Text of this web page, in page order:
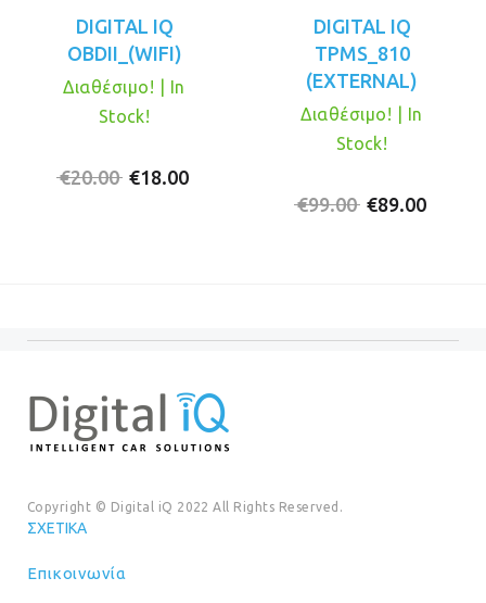
DIGITAL IQ
OBDII_(WIFI)
€20.00 Original
€18.00
Διαθέσιμο! | In
Stock!
DIGITAL IQ
TPMS_810
(EXTERNAL)
€99.00 Original
€89.00
Διαθέσιμο! | In
Stock!
Copyright © Digital iQ 2022 All Rights Reserved.
ΣΧΕΤΙΚΆ
Επικοινωνία